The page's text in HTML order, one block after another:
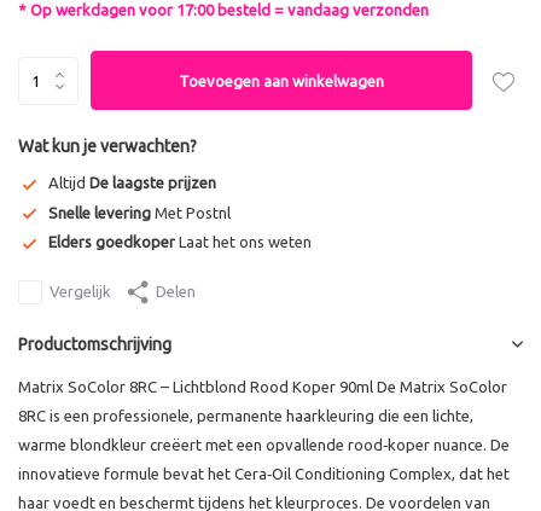
* Op werkdagen voor 17:00 besteld = vandaag verzonden
Toevoegen aan winkelwagen
Wat kun je verwachten?
Altijd De laagste prijzen
Snelle levering Met Postnl
Elders goedkoper Laat het ons weten
Vergelijk Delen
Productomschrijving
Matrix SoColor 8RC – Lichtblond Rood Koper 90ml De Matrix SoColor
8RC is een professionele, permanente haarkleuring die een lichte,
warme blondkleur creëert met een opvallende rood‑koper nuance. De
innovatieve formule bevat het Cera‑Oil Conditioning Complex, dat het
haar voedt en beschermt tijdens het kleurproces. De voordelen van